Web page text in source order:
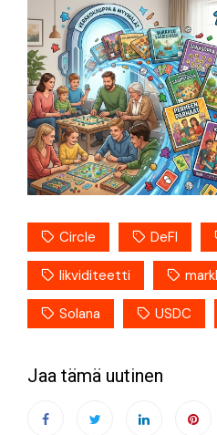
Circle DeFI
likviditeetti
Solana USDC
Jaa tämä uutinen